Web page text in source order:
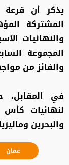
يذكر أن قرعة
والنهائيات الآسيوية 2027،
المجموعة
والفائز من
في المقابل،
والبحرين وماليزيا،
عمان